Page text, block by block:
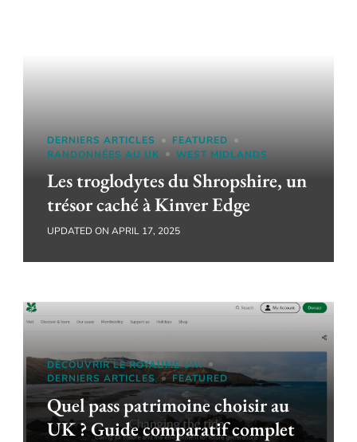
DERNIERS ARTICLES
FEATURED
RANDONNÉES AU UK
WEST MIDLANDS
Les troglodytes du Shropshire, un
trésor caché à Kinver Edge
UPDATED ON APRIL 17, 2025
DÉCOUVRIR LE ROYAUME UNI
DERNIERS ARTICLES
FEATURED
Quel pass patrimoine choisir au
UK ? Guide comparatif complet